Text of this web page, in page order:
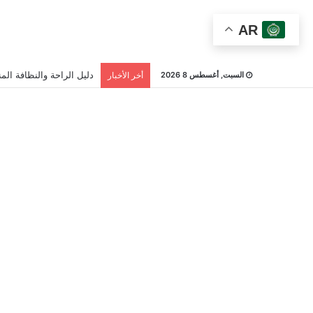
السبت, أغسطس 8 2026 أخر الأخبار دليل الراحة والنظافة
AR